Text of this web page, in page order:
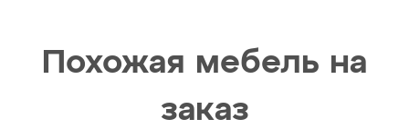
Похожая мебель на
заказ